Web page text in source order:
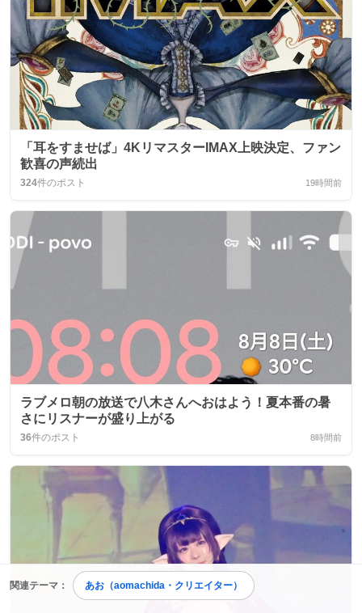
関連テーマ： あお（aomachida・クリエイター）
「耳をすませば」4KリマスターIMAX上映決定、ファン
歓喜の声続出
324件のポスト 19時間前
ラブメロ朝の放送で八木さんへおはよう！夏本番の暑
さにリスナーが盛り上がる
36件のポスト 8時間前